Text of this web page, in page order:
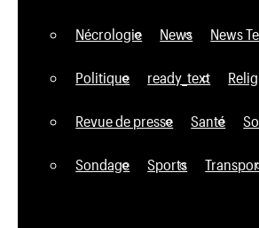
Nécrologie News News
Politique ready_text
Revue de presse Santé
Sondage Sports